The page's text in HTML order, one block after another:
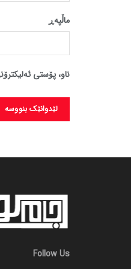
ماڵپه‌ڕ
ناو، پۆستی
Follow Us